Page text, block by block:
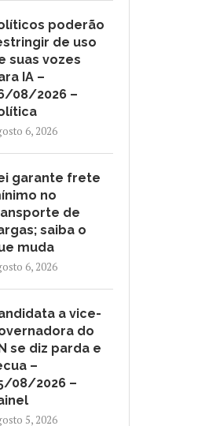
GOVERNADORA DO RN
poderão
de uso
suas vozes
IA –
08/2026 –
6, 2026
garante frete
no
de
saiba o
muda
6, 2026
a vice-
do
se diz parda e
–
08/2026 –
5, 2026